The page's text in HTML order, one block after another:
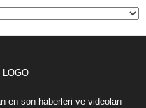
en son haberleri ve videoları